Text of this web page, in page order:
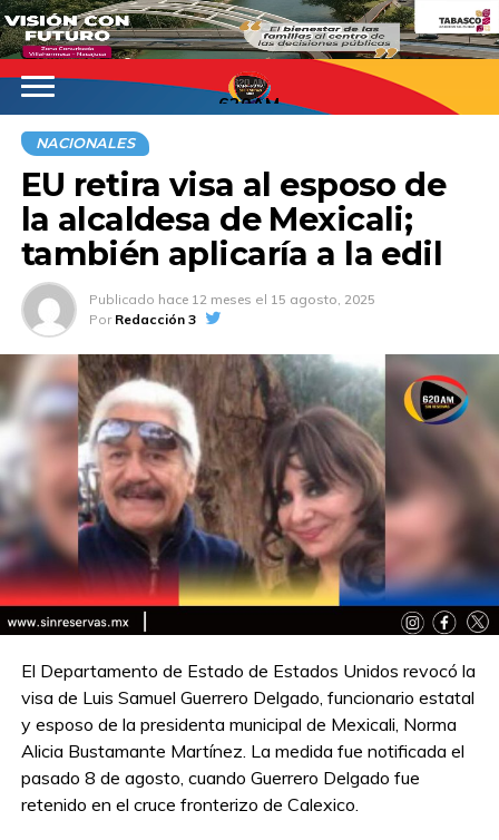
620AM
NACIONALES
EU retira visa al esposo de
la alcaldesa de Mexicali;
también aplicaría a la edil
Publicado hace 12 meses el 15 agosto, 2025
Por Redacción 3
El Departamento de Estado de Estados Unidos revocó la
visa de Luis Samuel Guerrero Delgado, funcionario estatal
y esposo de la presidenta municipal de Mexicali, Norma
Alicia Bustamante Martínez. La medida fue notificada el
pasado 8 de agosto, cuando Guerrero Delgado fue
retenido en el cruce fronterizo de Calexico.